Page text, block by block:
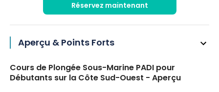
Réservez maintenant
Aperçu & Points Forts
Cours de Plongée Sous-Marine PADI pour
Débutants sur la Côte Sud-Ouest - Aperçu